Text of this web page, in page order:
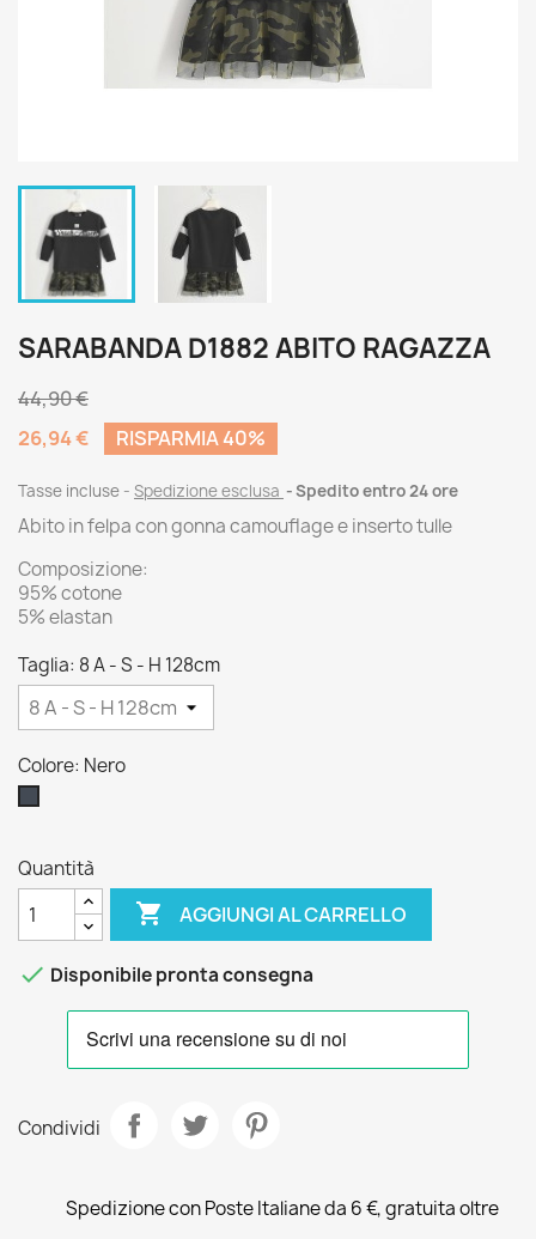
SARABANDA D1882 ABITO RAGAZZA
44,90 €
26,94 €
RISPARMIA 40%
Tasse incluse Spedizione esclusa Spedito entro 24 ore
Abito in felpa con gonna camouflage e inserto tulle
Composizione:
95% cotone
5% elastan
Taglia: 8 A - S - H 128cm
Colore: Nero
Quantità
 AGGIUNGI AL CARRELLO
 Disponibile pronta consegna
Condividi
Spedizione con Poste Italiane da 6 €, gratuita oltre